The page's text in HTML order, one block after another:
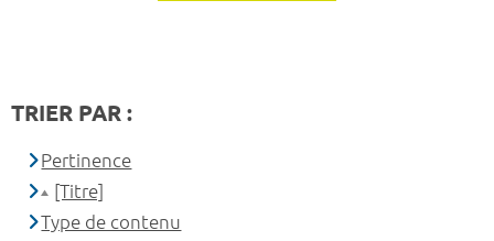
TRIER PAR :
Pertinence
[Titre]
Type de contenu